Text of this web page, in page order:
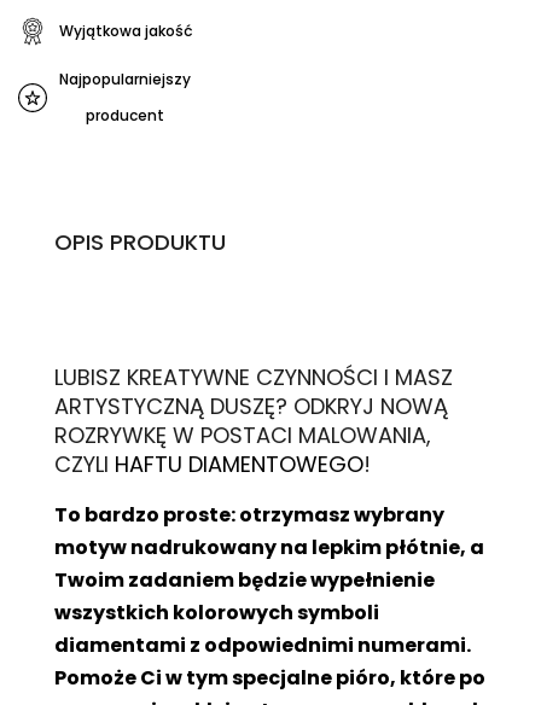
Wyjątkowa jakość
Najpopularniejszy
producent
OPIS PRODUKTU
LUBISZ KREATYWNE CZYNNOŚCI I MASZ
ARTYSTYCZNĄ DUSZĘ? ODKRYJ NOWĄ
ROZRYWKĘ W POSTACI MALOWANIA,
CZYLI HAFTU DIAMENTOWEGO!
To bardzo proste: otrzymasz wybrany
motyw nadrukowany na lepkim płótnie, a
Twoim zadaniem będzie wypełnienie
wszystkich kolorowych symboli
diamentami z odpowiednimi numerami.
Pomoże Ci w tym specjalne pióro, które po